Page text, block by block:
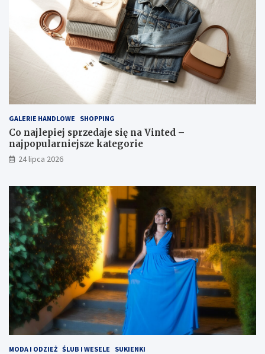
GALERIE HANDLOWE SHOPPING
Co najlepiej sprzedaje się na Vinted –
najpopularniejsze kategorie
24 lipca 2026
MODA I ODZIEŻ ŚLUB I WESELE SUKIENKI